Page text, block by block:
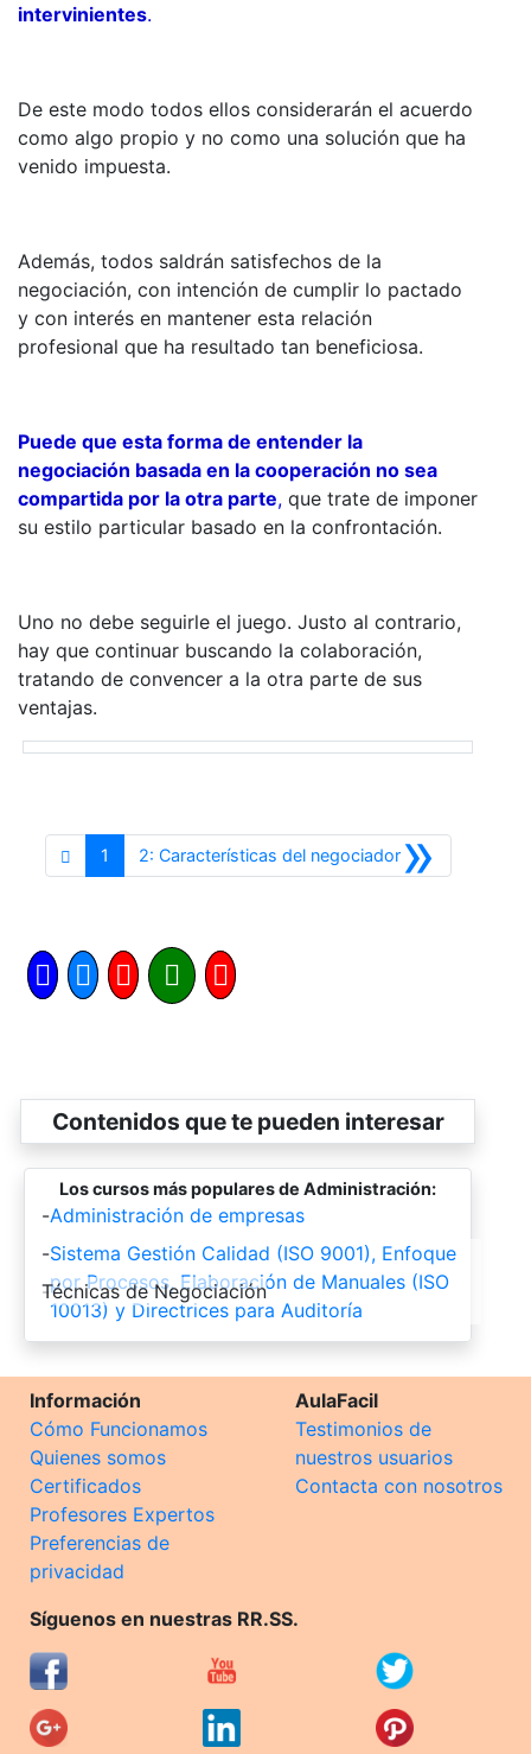
intervinientes.
De este modo todos ellos considerarán el acuerdo
como algo propio y no como una solución que ha
venido impuesta.
Además, todos saldrán satisfechos de la
negociación, con intención de cumplir lo pactado
y con interés en mantener esta relación
profesional que ha resultado tan beneficiosa.
Puede que esta forma de entender la
negociación basada en la cooperación no sea
compartida por la otra parte, que trate de imponer
su estilo particular basado en la confrontación.
Uno no debe seguirle el juego. Justo al contrario,
hay que continuar buscando la colaboración,
tratando de convencer a la otra parte de sus
ventajas.
1 »
2: Características del negociadorSiguiente
Contenidos que te pueden interesar
Los cursos más populares de Administración:
-Administración de empresas
-Sistema Gestión Calidad (ISO 9001), Enfoque
por Procesos, Elaboración de Manuales (ISO
10013) y Directrices para Auditoría
-
Técnicas de Negociación
Información
Cómo Funcionamos
Quienes somos
Certificados
Profesores Expertos
Preferencias de
privacidad
AulaFacil
Testimonios de
nuestros usuarios
Contacta con nosotros
Síguenos en nuestras RR.SS.